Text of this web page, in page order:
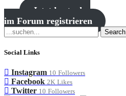
Jetzt kostenlos
im Forum registrieren
Search
Social Links
Instagram 10 Followers
Facebook 2K Likes
Twitter 10 Followers